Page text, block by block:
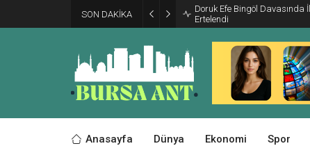
SON DAKİKA
Doruk Efe Bingöl Davasında
Ertelendi
Anasayfa Dünya Ekonomi Spor